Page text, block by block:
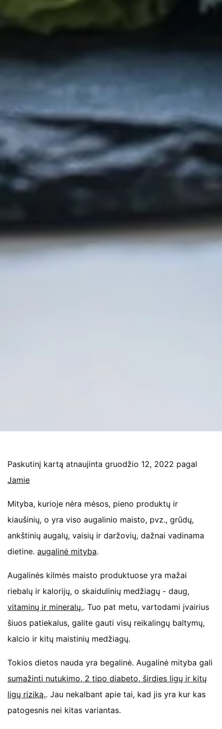
Paskutinį kartą atnaujinta gruodžio 12, 2022 pagal
Jamie
Mityba, kurioje nėra mėsos, pieno produktų ir
kiaušinių, o yra viso augalinio maisto, pvz., grūdų,
ankštinių augalų, vaisių ir daržovių, dažnai vadinama
dietine.augalinė mityba.
Augalinės kilmės maisto produktuose yra mažai
riebalų ir kalorijų, o skaidulinių medžiagų - daug,
vitaminų ir mineralų.. Tuo pat metu, vartodami įvairius
šiuos patiekalus, galite gauti visų reikalingų baltymų,
kalcio ir kitų maistinių medžiagų.
Tokios dietos nauda yra begalinė. Augalinė mityba gali
sumažinti nutukimo, 2 tipo diabeto, širdies ligų ir kitų
ligų riziką.. Jau nekalbant apie tai, kad jis yra kur kas
patogesnis nei kitas variantas.